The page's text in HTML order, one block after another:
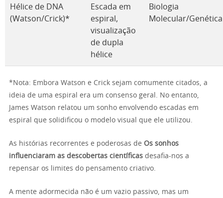
Hélice de DNA
(Watson/Crick)*
Escada em
espiral,
visualização
de dupla
hélice
Biologia
Molecular/Genética
*Nota: Embora Watson e Crick sejam comumente citados, a
ideia de uma espiral era um consenso geral. No entanto,
James Watson relatou um sonho envolvendo escadas em
espiral que solidificou o modelo visual que ele utilizou.
As histórias recorrentes e poderosas de Os sonhos
influenciaram as descobertas científicas desafia-nos a
repensar os limites do pensamento criativo.
A mente adormecida não é um vazio passivo, mas um